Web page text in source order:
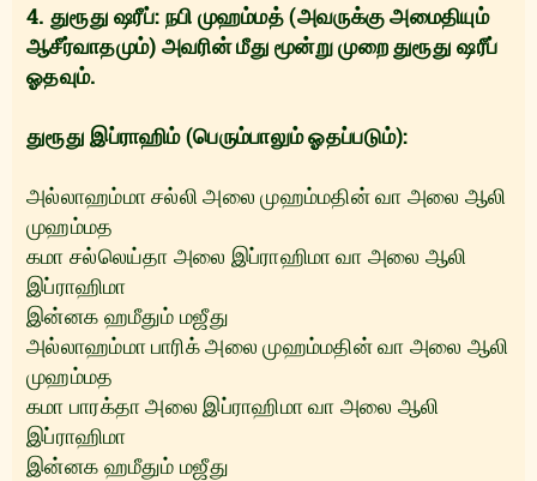
4. துரூது ஷரீப்: நபி முஹம்மத் (அவருக்கு அமைதியும்
ஆசீர்வாதமும்) அவரின் மீது மூன்று முறை துரூது ஷரீப்
ஓதவும்.
துரூது இப்ராஹிம் (பெரும்பாலும் ஓதப்படும்):
அல்லாஹம்மா சல்லி அலை முஹம்மதின் வா அலை ஆலி
முஹம்மத
கமா சல்லெய்தா அலை இப்ராஹிமா வா அலை ஆலி
இப்ராஹிமா
இன்னக ஹமீதும் மஜீது
அல்லாஹம்மா பாரிக் அலை முஹம்மதின் வா அலை ஆலி
முஹம்மத
கமா பாரக்தா அலை இப்ராஹிமா வா அலை ஆலி
இப்ராஹிமா
இன்னக ஹமீதும் மஜீது